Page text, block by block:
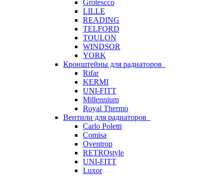
Grotescco
LILLE
READING
TELFORD
TOULON
WINDSOR
YORK
Кронштейны для радиаторов
Rifar
KERMI
UNI-FITT
Millennium
Royal Thermo
Вентили для радиаторов
Carlo Poletti
Comisa
Oventrop
RETROstyle
UNI-FITT
Luxor